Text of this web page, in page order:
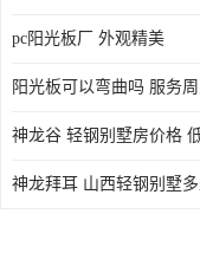
pc阳光板厂 外观精美
阳光板可以弯曲吗 服务周